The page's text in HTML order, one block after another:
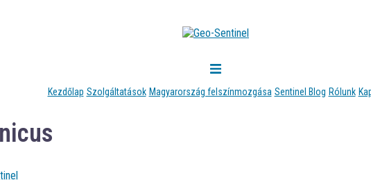
Kezdőlap Szolgáltatások Magyarország felszínmozgása Sentinel Blog Rólunk